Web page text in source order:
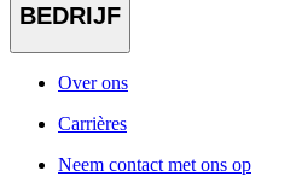
BEDRIJF
Over ons
Carrières
Neem contact met ons op